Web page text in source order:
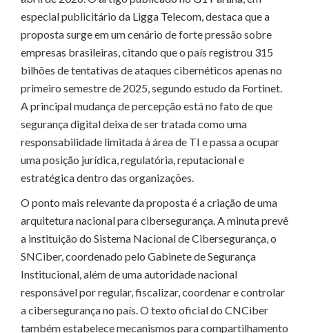
especial publicitário da Ligga Telecom, destaca que a
proposta surge em um cenário de forte pressão sobre
empresas brasileiras, citando que o país registrou 315
bilhões de tentativas de ataques cibernéticos apenas no
primeiro semestre de 2025, segundo estudo da Fortinet.
A principal mudança de percepção está no fato de que
segurança digital deixa de ser tratada como uma
responsabilidade limitada à área de TI e passa a ocupar
uma posição jurídica, regulatória, reputacional e
estratégica dentro das organizações.
O ponto mais relevante da proposta é a criação de uma
arquitetura nacional para cibersegurança. A minuta prevê
a instituição do Sistema Nacional de Cibersegurança, o
SNCiber, coordenado pelo Gabinete de Segurança
Institucional, além de uma autoridade nacional
responsável por regular, fiscalizar, coordenar e controlar
a cibersegurança no país. O texto oficial do CNCiber
também estabelece mecanismos para compartilhamento